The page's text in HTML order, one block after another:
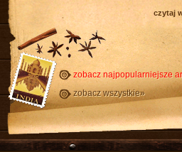
czytaj
zobacz najpopularniejsze
zobacz wszystkie»